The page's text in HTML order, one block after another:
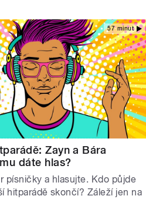
57 minut
Zayn a Bára
dáte hlas?
písničky a hlasujte. Kdo půjde
hitparádě skončí? Záleží jen na